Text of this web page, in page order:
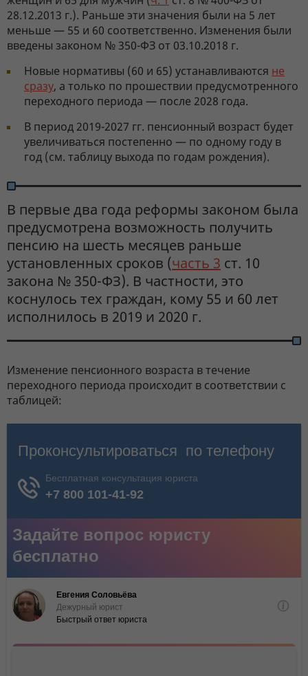
28.12.2013 г.). Раньше эти значения были на 5 лет
меньше — 55 и 60 соответственно. Изменения были
введены законом № 350-ФЗ от 03.10.2018 г.
Новые нормативы (60 и 65) устанавливаются не
сразу, а только по прошествии предусмотренного
переходного периода — после 2028 года.
В период 2019-2027 гг. пенсионный возраст будет
увеличиваться постепенно — по одному году в
год (см. таблицу выхода по годам рождения).
В первые два года реформы законом была
предусмотрена возможность получить
пенсию на шесть месяцев раньше
установленных сроков (часть 3 ст. 10
закона № 350-ФЗ). В частности, это
коснулось тех граждан, кому 55 и 60 лет
исполнилось в 2019 и 2020 г.
Изменение пенсионного возраста в течение
переходного периода происходит в соответствии с
таблицей: